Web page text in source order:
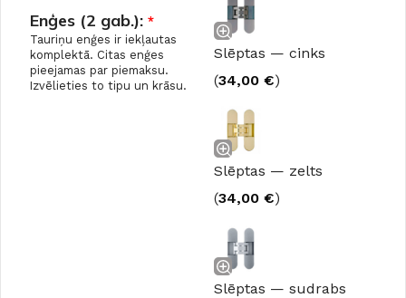
Enģes (2 gab.): *
Tauriņu enģes ir iekļautas
komplektā. Citas enģes
pieejamas par piemaksu.
Izvēlieties to tipu un krāsu.
Slēptas — cinks
(34,00 €)
Slēptas — zelts
(34,00 €)
Slēptas — sudrabs